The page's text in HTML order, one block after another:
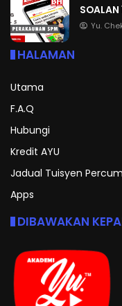
SOALAN
Yu.
HALAMAN
Utama
F.A.Q
Hubungi
Kredit AYU
Jadual Tuisyen
Apps
DIBAWAKAN